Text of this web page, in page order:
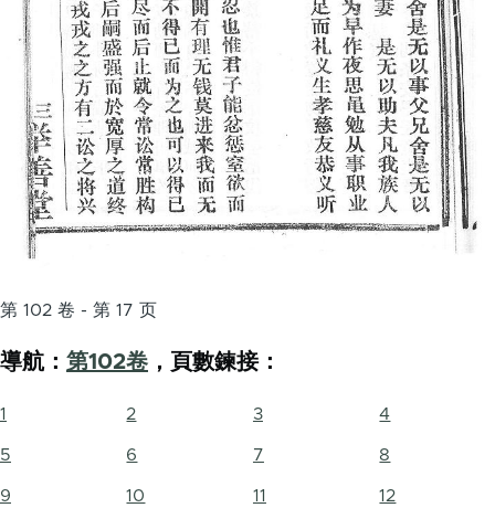
第 102 卷 - 第 17 页
導航： 第102卷 ，頁數鍊接：
1 2 3 4
5 6 7 8
9 10 11 12